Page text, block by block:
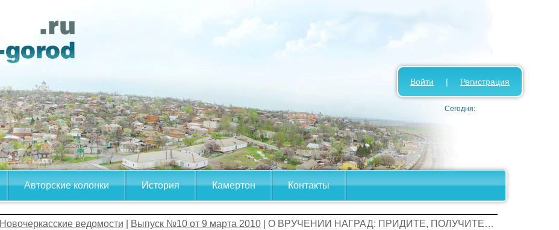
Авторские колонки История Камертон Контакты
Войти | Регистрация
Сегодня:
Новочеркасские ведомости Выпуск №10 от 9 марта 2010| О ВРУЧЕНИИ НАГРАД: ПРИДИТЕ, ПОЛУЧИТЕ…